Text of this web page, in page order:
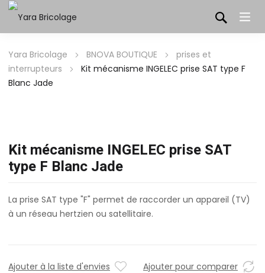
Yara Bricolage BNOVA BOUTIQUE
prises et
interrupteurs
Kit mécanisme INGELEC prise SAT type F
Blanc Jade
Kit mécanisme INGELEC prise SAT
type F Blanc Jade
La prise SAT type "F" permet de raccorder un appareil (TV)
à un réseau hertzien ou satellitaire.
Ajouter à la liste d'envies Ajouter pour comparer